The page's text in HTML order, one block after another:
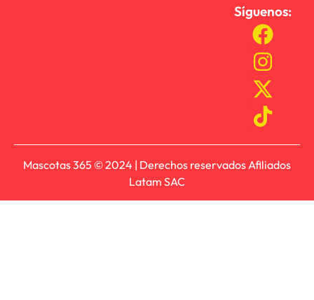
Síguenos:
Mascotas 365 © 2024 | Derechos reservados Afiliados
Latam SAC